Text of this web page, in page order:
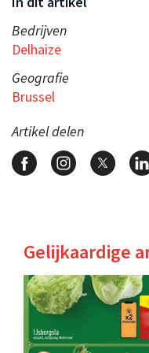
Bedrijven
Delhaize
Geografie
Brussel
Artikel delen
Gelijkaardige